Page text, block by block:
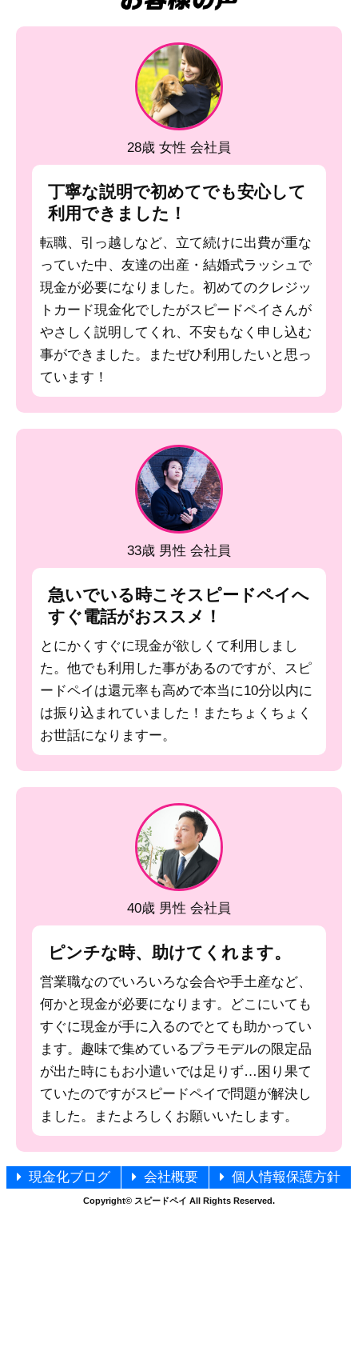
28歳 女性 会社員
丁寧な説明で初めてでも安心して
利用できました！
転職、引っ越しなど、立て続けに出費が重な
っていた中、友達の出産・結婚式ラッシュで
現金が必要になりました。初めてのクレジッ
トカード現金化でしたがスピードペイさんが
やさしく説明してくれ、不安もなく申し込む
事ができました。またぜひ利用したいと思っ
ています！
33歳 男性 会社員
急いでいる時こそスピードペイへ
すぐ電話がおススメ！
とにかくすぐに現金が欲しくて利用しまし
た。他でも利用した事があるのですが、スピ
ードペイは還元率も高めで本当に10分以内に
は振り込まれていました！またちょくちょく
お世話になりますー。
40歳 男性 会社員
ピンチな時、助けてくれます。
営業職なのでいろいろな会合や手土産など、
何かと現金が必要になります。どこにいても
すぐに現金が手に入るのでとても助かってい
ます。趣味で集めているプラモデルの限定品
が出た時にもお小遣いでは足りず…困り果て
ていたのですがスピードペイで問題が解決し
ました。またよろしくお願いいたします。
現金化ブログ 会社概要 個人情報保護方針
Copyright© スピードペイ All Rights Reserved.